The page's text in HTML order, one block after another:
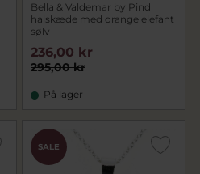
Bella & Valdemar by Pind
halskæde med orange elefant
sølv
295,00 kr
236,00 kr
På lager
SALE